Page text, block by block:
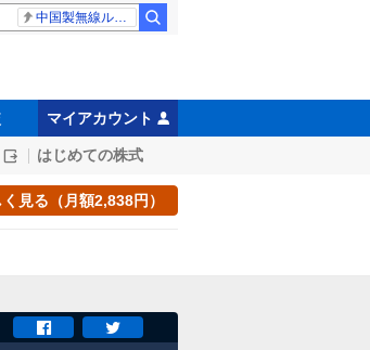
中国製無線ルーター
マイアカウント
はじめての株式
見る（月額2,838円）